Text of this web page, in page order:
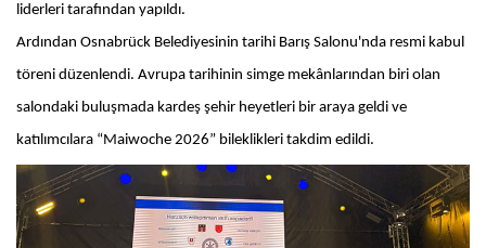
liderleri tarafından yapıldı.
Ardından Osnabrück Belediyesinin tarihi Barış Salonu'nda resmi kabul
töreni düzenlendi. Avrupa tarihinin simge mekânlarından biri olan
salondaki buluşmada kardeş şehir heyetleri bir araya geldi ve
katılımcılara “Maiwoche 2026” bileklikleri takdim edildi.